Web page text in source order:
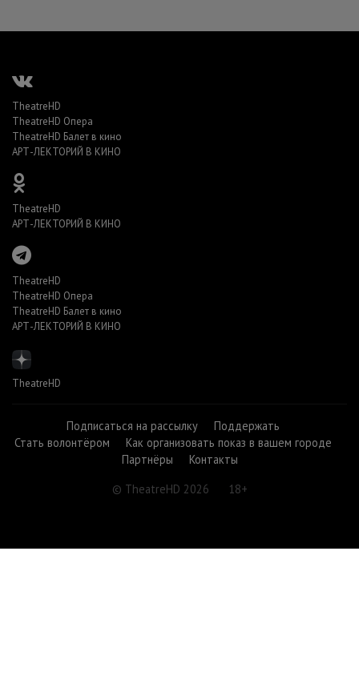
TheatreHD
TheatreHD Опера
TheatreHD Балет в кино
АРТ-ЛЕКТОРИЙ В КИНО
TheatreHD
АРТ-ЛЕКТОРИЙ В КИНО
TheatreHD
TheatreHD Опера
TheatreHD Балет в кино
АРТ-ЛЕКТОРИЙ В КИНО
TheatreHD
Подписаться на рассылку
Поддержать
Стать волонтёром
Как организовать показ в вашем городе
Партнёры
Контакты
© TheatreHD 2026
18+